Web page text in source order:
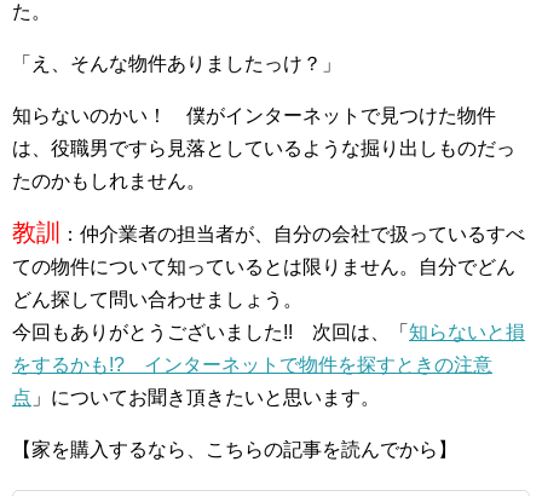
た。
「え、そんな物件ありましたっけ？」
知らないのかい！ 僕がインターネットで見つけた物件
は、役職男ですら見落としているような掘り出しものだっ
たのかもしれません。
教訓
：仲介業者の担当者が、自分の会社で扱っているすべ
ての物件について知っているとは限りません。自分でどん
どん探して問い合わせましょう。
今回もありがとうございました!! 次回は、「 知らないと損
をするかも!? インターネットで物件を探すときの注意
点 」についてお聞き頂きたいと思います。
【家を購入するなら、こちらの記事を読んでから】